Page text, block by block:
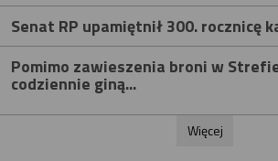
Senat RP upamiętnił 300. rocznicę
Pomimo zawieszenia broni w
codziennie giną...
Więcej